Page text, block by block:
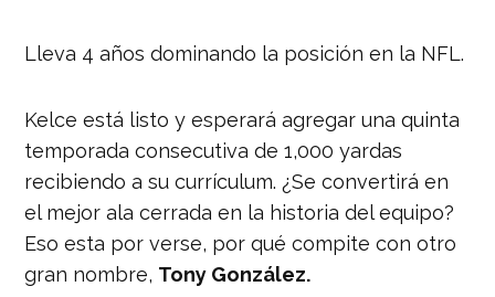
Lleva 4 años dominando la posición en la NFL.
Kelce está listo y esperará agregar una quinta
temporada consecutiva de 1,000 yardas
recibiendo a su currículum. ¿Se convertirá en
el mejor ala cerrada en la historia del equipo?
Eso esta por verse, por qué compite con otro
gran nombre, Tony González.